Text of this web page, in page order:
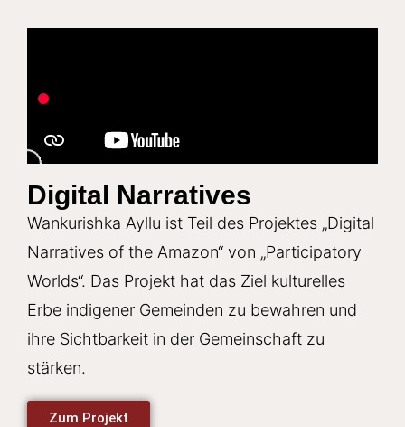
Digital Narratives
Wankurishka Ayllu ist Teil des Projektes „Digital
Narratives of the Amazon“ von „Participatory
Worlds“. Das Projekt hat das Ziel kulturelles
Erbe indigener Gemeinden zu bewahren und
ihre Sichtbarkeit in der Gemeinschaft zu
stärken.
Zum Projekt